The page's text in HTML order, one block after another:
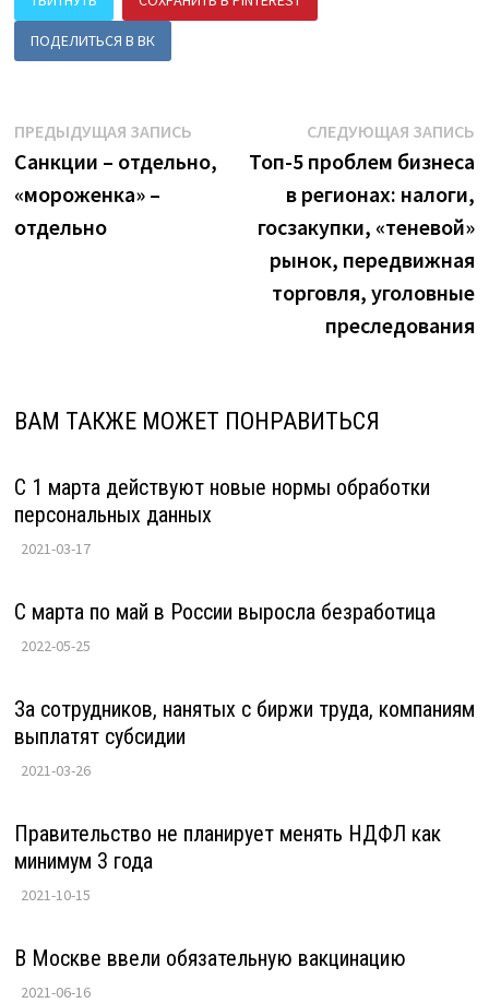
ПОДЕЛИТЬСЯ В ВК
Навигация
по
записям
ПРЕДЫДУЩАЯ ЗАПИСЬПредыдущая
запись:
Санкции – отдельно,
«мороженка» –
отдельно
СЛЕДУЮЩАЯ ЗАПИСЬ
Топ-5 проблем бизнеса
в регионах: налоги,
госзакупки, «теневой»
рынок, передвижная
торговля, уголовные
преследования
ВАМ ТАКЖЕ МОЖЕТ ПОНРАВИТЬСЯ
С 1 марта действуют новые нормы обработки
персональных данных
2021-03-17
С марта по май в России выросла безработица
2022-05-25
За сотрудников, нанятых с биржи труда, компаниям
выплатят субсидии
2021-03-26
Правительство не планирует менять НДФЛ как
минимум 3 года
2021-10-15
В Москве ввели обязательную вакцинацию
2021-06-16